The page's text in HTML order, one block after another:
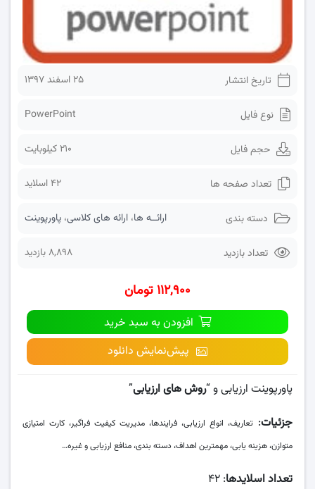
تاریخ انتشار ۲۵ اسفند ۱۳۹۷
نوع فایل PowerPoint
حجم فایل 210 کیلوبایت
تعداد صفحه ها 42 اسلاید
دسته بندی ارائــه ها، ارائه های کلاسی، پاورپوینت
تعداد بازدید 8,898 بازدید
۱۱۲,۹۰۰ تومان
افزودن به سبد خرید
پیش‌نمایش دانلود
پاورپوینت ارزیابی و “روش های ارزیابی”
جزئیات: تعاریف، انواع ارزیابی، فرایندها، مدیریت کیفیت فراگیر، کارت امتیازی
متوازن، هزینه یابی، مهمترین اهداف، دسته بندی، منافع ارزیابی و غیره…
تعداد اسلایدها: ۴۲